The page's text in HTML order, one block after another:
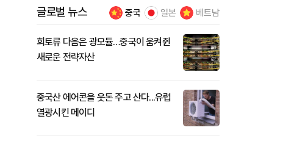
글로벌 뉴스 중국 일본 베트남
희토류 다음은 광모듈…중국이 움켜쥔
새로운 전략자산
중국산 에어콘을 웃돈 주고 산다...유럽
열광시킨 메이디